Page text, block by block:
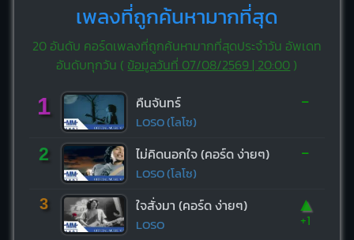
เพลงที่ถูกค้นหามากที่สุด
20 อันดับ คอร์ดเพลงที่ถูกค้นหามากที่สุดประจำวัน อัพเดท
อันดับทุกวัน ( ข้อมูลวันที่ 07/08/2569 | 20:00 )
1 คืนจันทร์
LOSO (โลโซ)
-
2 ไม่คิดนอกใจ (คอร์ด ง่ายๆ)
LOSO (โลโซ)
-
3 ใจสั่งมา (คอร์ด ง่ายๆ)
LOSO
▲
+1